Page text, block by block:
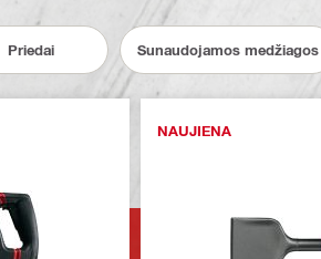
Priedai Sunaudojamos medžiagos
NAUJIENA